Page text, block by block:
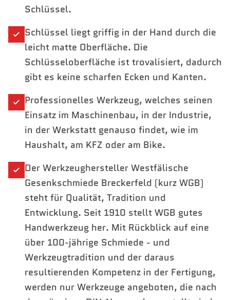
Schlüssel.
Schlüssel liegt griffig in der Hand durch die
leicht matte Oberfläche. Die
Schlüsseloberfläche ist trovalisiert, dadurch
gibt es keine scharfen Ecken und Kanten.
Professionelles Werkzeug, welches seinen
Einsatz im Maschinenbau, in der Industrie,
in der Werkstatt genauso findet, wie im
Haushalt, am KFZ oder am Bike.
Der Werkzeughersteller Westfälische
Gesenkschmiede Breckerfeld (kurz WGB)
steht für Qualität, Tradition und
Entwicklung. Seit 1910 stellt WGB gutes
Handwerkzeug her. Mit Rückblick auf eine
über 100-jährige Schmiede - und
Werkzeugtradition und der daraus
resultierenden Kompetenz in der Fertigung,
werden nur Werkzeuge angeboten, die nach